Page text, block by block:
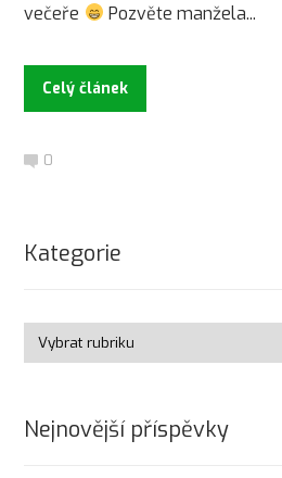
večeře
Pozvěte manžela...
Celý článek
0
Kategorie
Nejnovější příspěvky